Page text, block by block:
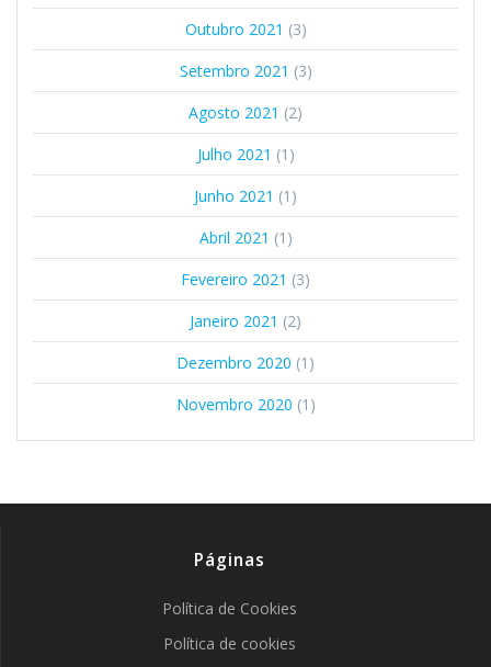
Outubro 2021 (3)
Setembro 2021 (3)
Agosto 2021 (2)
Julho 2021 (1)
Junho 2021 (1)
Abril 2021 (1)
Fevereiro 2021 (3)
Janeiro 2021 (2)
Dezembro 2020 (1)
Novembro 2020 (1)
Páginas
Política de Cookies
Política de cookies